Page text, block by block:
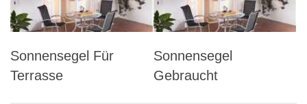
Sonnensegel Für
Terrasse
Sonnensegel
Gebraucht